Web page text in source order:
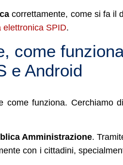
correttamente, come si fa il
elettronica SPID.
come
e Android
come funziona. Cerchiamo
Amministrazione.
con i cittadini,